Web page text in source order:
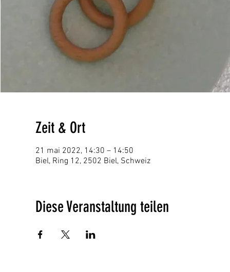
Zeit & Ort
21 mai 2022, 14:30 – 14:50
Biel, Ring 12, 2502 Biel, Schweiz
Diese Veranstaltung teilen